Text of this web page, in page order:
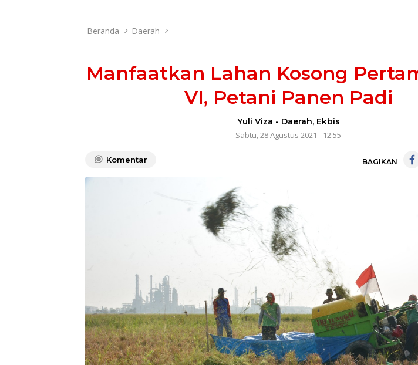
Beranda Daerah
Manfaatkan Lahan Kosong
VI, Petani Panen Padi
Yuli Viza - Daerah, Ekbis
Sabtu, 28 Agustus 2021 - 12:55
Komentar BAGIKAN